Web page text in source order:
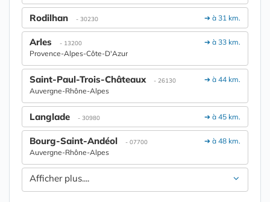
➔ à 31 km.
Rodilhan - 30230
➔ à 33 km.
Arles - 13200
Provence-Alpes-Côte-D'Azur
➔ à 44 km.
Saint-Paul-Trois-Châteaux - 26130
Auvergne-Rhône-Alpes
➔ à 45 km.
Langlade - 30980
➔ à 48 km.
Bourg-Saint-Andéol - 07700
Auvergne-Rhône-Alpes
Afficher plus....